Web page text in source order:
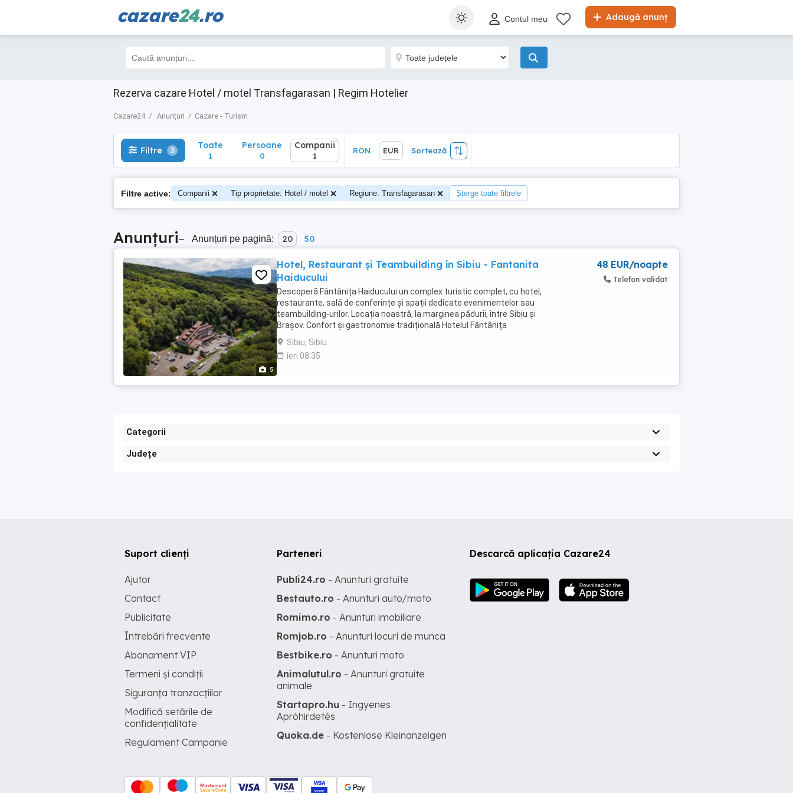
cazare24.ro Adaugă anunț
Contul meu
Rezerva cazare Hotel / motel Transfagarasan | Regim Hotelier
Cazare24 Anunțuri Cazare - Turism
Filtre 3 Toate
1
Filtre 3 Toate
1
Persoane
0
Companii
1
RON EUR Sortează
Filtre active: Companii Tip proprietate: Hotel / motel Regiune: Transfagarasan Șterge toate filtrele
Anunțuri– Anunțuri pe pagină: 20 50
5
Hotel, Restaurant și Teambuilding în Sibiu - Fantanita
Haiducului
Descoperă Fântânița Haiducului un complex turistic complet, cu hotel,
restaurante, sală de conferințe și spații dedicate evenimentelor sau
teambuilding-urilor. Locația noastră, la marginea pădurii, între Sibiu și
Brașov. Confort și gastronomie tradițională Hotelul Fântânița
Haiducului este locul unde ...
Sibiu, Sibiu
ieri 08:35
48 EUR/noapte
Telefon validat
Categorii
Județe
Descarcă aplicația Cazare24
Suport clienți
Ajutor
Contact
Publicitate
Întrebări frecvente
Abonament VIP
Termeni și condiții
Siguranța tranzacțiilor
Modifică setările de
confidențialitate
Regulament Campanie
Parteneri
Publi24.ro - Anunturi gratuite
Bestauto.ro - Anunturi auto/moto
Romimo.ro - Anunturi imobiliare
Romjob.ro - Anunturi locuri de munca
Bestbike.ro - Anunturi moto
Animalutul.ro - Anunturi gratuite
animale
Startapro.hu - Ingyenes
Apróhirdetés
Quoka.de - Kostenlose Kleinanzeigen